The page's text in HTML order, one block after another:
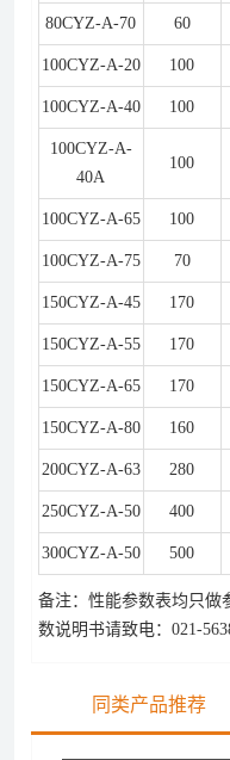
80CYZ-A-70 60
100CYZ-A-20 100
100CYZ-A-40 100
100CYZ-A-
40A
100
100CYZ-A-65 100
100CYZ-A-75 70
150CYZ-A-45 170
150CYZ-A-55 170
150CYZ-A-65 170
150CYZ-A-80 160
200CYZ-A-63 280
250CYZ-A-50 400
300CYZ-A-50 500
备注：性能参数表均只做
数说明书请致电：021-
同类产品推荐